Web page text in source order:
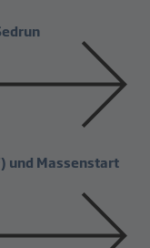
und Massenstart